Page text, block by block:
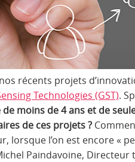
récents projets
Technologies (GST).
moins de 4 ans et de
de ces projets ?
lorsque l’on est encore «
Paindavoine, Directeur